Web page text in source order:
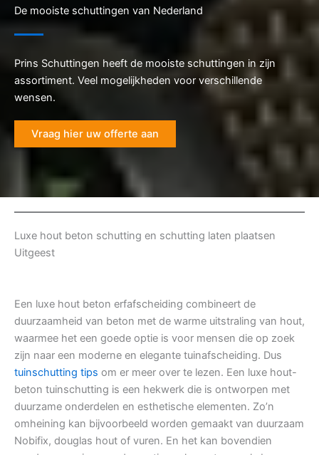
De mooiste schuttingen van Nederland
Prins Schuttingen heeft de mooiste schuttingen in zijn
assortiment. Veel mogelijkheden voor verschillende
wensen.
Vraag hier uw offerte aan
Luxe hout beton schutting en schutting laten plaatsen
Uitgeest
Een luxe hout beton erfafscheiding combineert de
duurzaamheid van beton met de warme uitstraling van hout,
waarmee het een goede optie is voor mensen die op zoek
zijn naar een moderne en elegante tuinafscheiding. Dus
tuinschutting tips om er meer over te lezen. Een luxe hout-
beton tuinschutting is een hekwerk die is ontworpen met
duurzame onderdelen en esthetische elementen. Zo’n
omheining kan bijvoorbeeld worden gemaakt van duurzaam
Nobifix, douglas hout of vuren. En het kan bovendien